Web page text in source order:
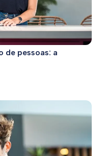
de pessoas: a